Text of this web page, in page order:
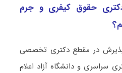
ﺣﻘﻮق کیفری و جرم
در مقطع دکتری تخصصی
سراسری و دانشگاه آزاد اعلام